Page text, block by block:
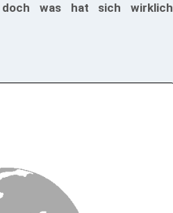
doch was hat sich wirklich